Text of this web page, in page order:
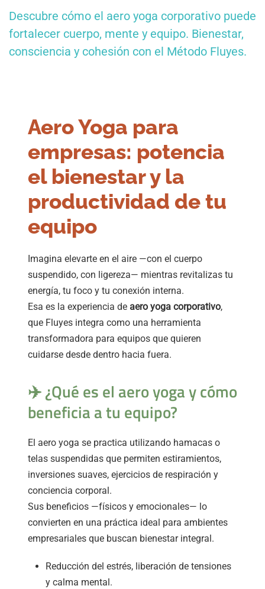
Descubre cómo el aero yoga corporativo puede
fortalecer cuerpo, mente y equipo. Bienestar,
consciencia y cohesión con el Método Fluyes.
Aero Yoga para
empresas: potencia
el bienestar y la
productividad de tu
equipo
Imagina elevarte en el aire —con el cuerpo
suspendido, con ligereza— mientras revitalizas tu
energía, tu foco y tu conexión interna.
Esa es la experiencia de aero yoga corporativo,
que Fluyes integra como una herramienta
transformadora para equipos que quieren
cuidarse desde dentro hacia fuera.
✈️ ¿Qué es el aero yoga y cómo
beneficia a tu equipo?
El aero yoga se practica utilizando hamacas o
telas suspendidas que permiten estiramientos,
inversiones suaves, ejercicios de respiración y
conciencia corporal.
Sus beneficios —físicos y emocionales— lo
convierten en una práctica ideal para ambientes
empresariales que buscan bienestar integral.
Reducción del estrés, liberación de tensiones
y calma mental.